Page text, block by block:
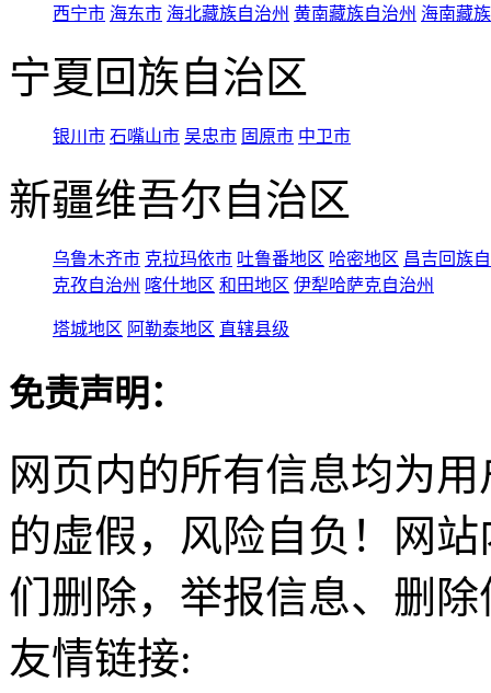
西宁市 海东市 海北藏族自治州 黄南藏族自治州 海南藏
宁夏回族自治区
银川市 石嘴山市 吴忠市 固原市 中卫市
新疆维吾尔自治区
乌鲁木齐市 克拉玛依市 吐鲁番地区 哈密地区 昌吉回族
克孜自治州 喀什地区 和田地区 伊犁哈萨克自治州
塔城地区 阿勒泰地区 直辖县级
免责声明：
网页内的所有信息均为
的虚假，风险自负！网
们删除，举报信息、删
友情链接: